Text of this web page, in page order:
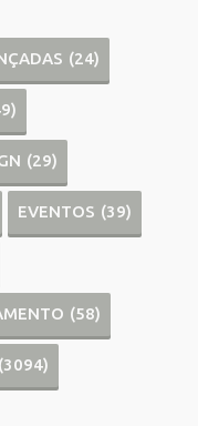
(24)
(29)
EVENTOS (39)
(58)
(3094)